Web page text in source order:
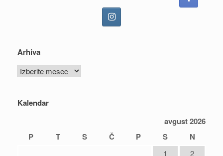
Arhiva
Arhiva
Kalendar
avgust 2026
P
T S Č P S N
1 2